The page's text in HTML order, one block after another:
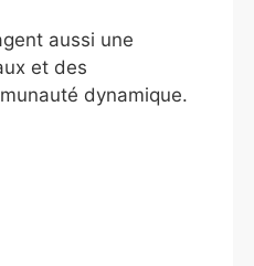
aussi une
et des
dynamique.